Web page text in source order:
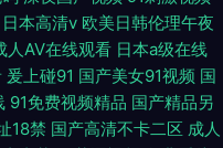
日本高清v 欧美日韩伦理午夜
人AV在线观看 日本a级在线
爰上碰91 国产美女91视频 国
91免费视频精品 国产精品另
18禁 国产高清不卡二区 成人